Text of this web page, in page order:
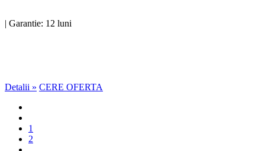
| Garantie: 12 luni
Detalii » CERE OFERTA
1
2